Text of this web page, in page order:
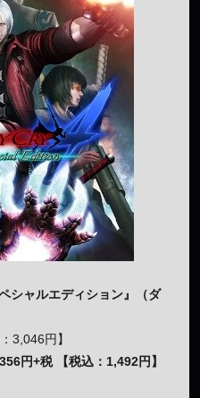
シャルエディション』（ダ
3,046円】
円+税 【税込：1,492円】